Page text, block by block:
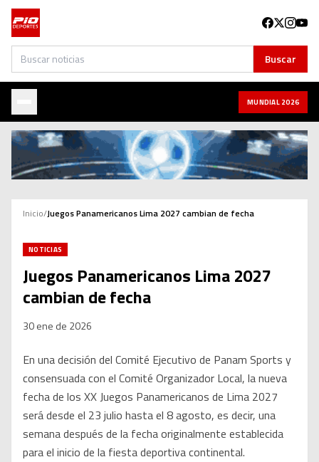
Buscar Buscar
MUNDIAL 2026
Inicio/Juegos Panamericanos Lima 2027 cambian de fecha
NOTICIAS
Juegos Panamericanos Lima 2027
cambian de fecha
30 ene de 2026
En una decisión del Comité Ejecutivo de Panam Sports y
consensuada con el Comité Organizador Local, la nueva
fecha de los XX Juegos Panamericanos de Lima 2027
será desde el 23 julio hasta el 8 agosto, es decir, una
semana después de la fecha originalmente establecida
para el inicio de la fiesta deportiva continental.